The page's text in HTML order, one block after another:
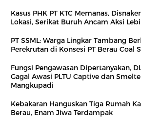
Kasus PHK PT KTC Memanas,
Lokasi, Serikat Buruh Ancam Aksi
PT SSML: Warga Lingkar Tambang
Perekrutan di Konsesi PT Berau Coal
Fungsi Pengawasan Dipertanyakan,
Gagal Awasi PLTU Captive dan
Mangkupadi
Kebakaran Hanguskan Tiga Rumah
Berau, Enam Jiwa Terdampak